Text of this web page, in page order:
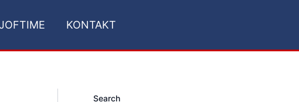
KONTAKT
Search